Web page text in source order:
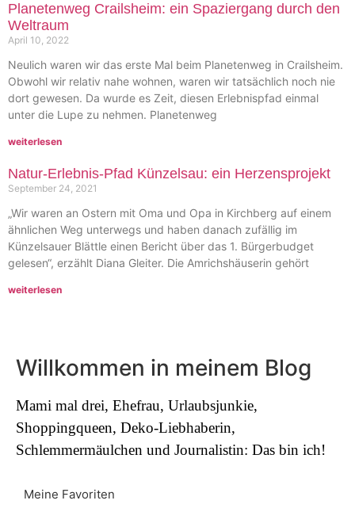
Planetenweg Crailsheim: ein Spaziergang durch den
Weltraum
April 10, 2022
Neulich waren wir das erste Mal beim Planetenweg in Crailsheim.
Obwohl wir relativ nahe wohnen, waren wir tatsächlich noch nie
dort gewesen. Da wurde es Zeit, diesen Erlebnispfad einmal
unter die Lupe zu nehmen. Planetenweg
weiterlesen
Natur-Erlebnis-Pfad Künzelsau: ein Herzensprojekt
September 24, 2021
„Wir waren an Ostern mit Oma und Opa in Kirchberg auf einem
ähnlichen Weg unterwegs und haben danach zufällig im
Künzelsauer Blättle einen Bericht über das 1. Bürgerbudget
gelesen“, erzählt Diana Gleiter. Die Amrichshäuserin gehört
weiterlesen
Willkommen in meinem Blog
Mami mal drei, Ehefrau, Urlaubsjunkie,
Shoppingqueen, Deko-Liebhaberin,
Schlemmermäulchen und Journalistin: Das bin ich!
Meine Favoriten